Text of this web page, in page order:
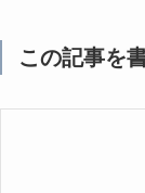
この記事を